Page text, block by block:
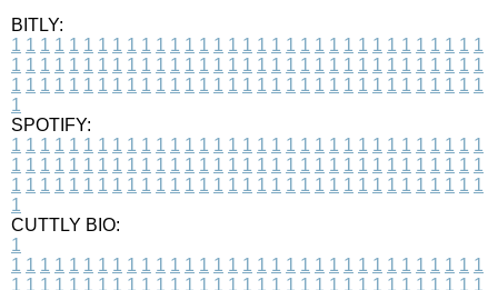
BITLY:
1 1 1 1 1 1 1 1 1 1 1 1 1 1 1 1 1 1 1 1 1 1 1 1 1 1 1 1 1 1 1 1 1
1 1 1 1 1 1 1 1 1 1 1 1 1 1 1 1 1 1 1 1 1 1 1 1 1 1 1 1 1 1 1 1 1
1 1 1 1 1 1 1 1 1 1 1 1 1 1 1 1 1 1 1 1 1 1 1 1 1 1 1 1 1 1 1 1 1
1
SPOTIFY:
1 1 1 1 1 1 1 1 1 1 1 1 1 1 1 1 1 1 1 1 1 1 1 1 1 1 1 1 1 1 1 1 1
1 1 1 1 1 1 1 1 1 1 1 1 1 1 1 1 1 1 1 1 1 1 1 1 1 1 1 1 1 1 1 1 1
1 1 1 1 1 1 1 1 1 1 1 1 1 1 1 1 1 1 1 1 1 1 1 1 1 1 1 1 1 1 1 1 1
1
CUTTLY BIO:
1
1 1 1 1 1 1 1 1 1 1 1 1 1 1 1 1 1 1 1 1 1 1 1 1 1 1 1 1 1 1 1 1 1
1 1 1 1 1 1 1 1 1 1 1 1 1 1 1 1 1 1 1 1 1 1 1 1 1 1 1 1 1 1 1 1 1